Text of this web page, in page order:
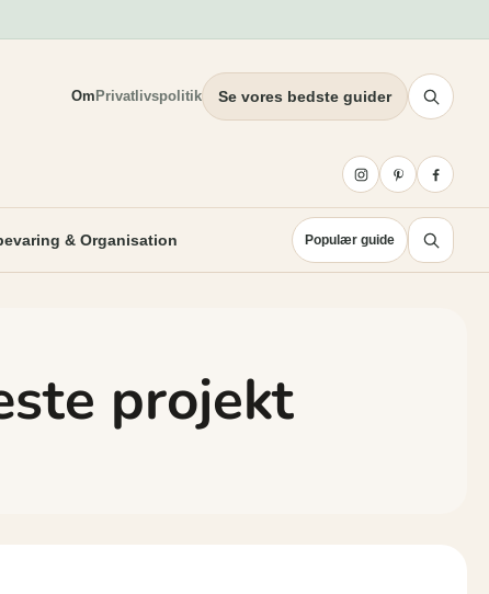
OmPrivatlivspolitik Se vores bedste guider
& Organisation Populær guide
projekt